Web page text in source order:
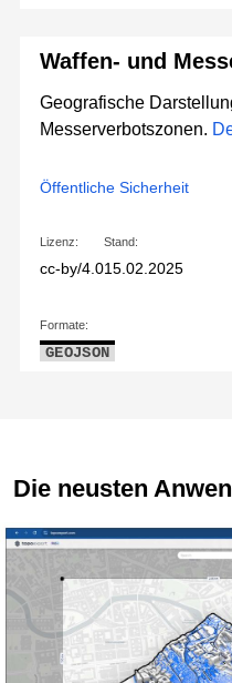
Waffen- und
Geografische
Messerverbotszonen.
Öffentliche Sicherheit
Lizenz:
cc-by/4.0
Stand:
15.02.2025
Formate:
GEOJSON
Die neusten